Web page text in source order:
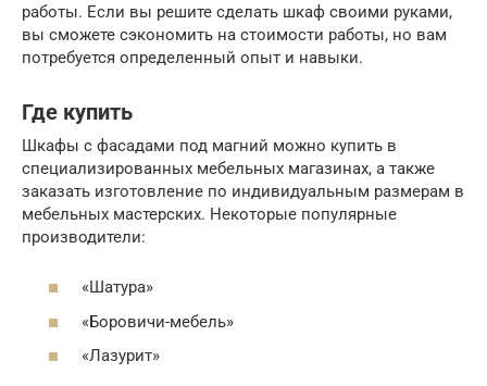
работы. Если вы решите сделать шкаф своими руками,
вы сможете сэкономить на стоимости работы, но вам
потребуется определенный опыт и навыки.
Где купить
Шкафы с фасадами под магний можно купить в
специализированных мебельных магазинах, а также
заказать изготовление по индивидуальным размерам в
мебельных мастерских. Некоторые популярные
производители:
«Шатура»
«Боровичи-мебель»
«Лазурит»